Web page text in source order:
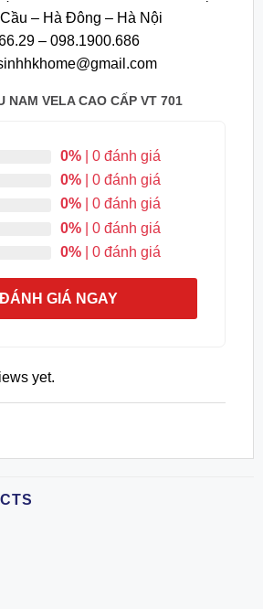
– Hà Đông – Hà Nội
– 098.1900.686
NAM VELA CAO CẤP VT 701
0% | 0 đánh giá
0% | 0 đánh giá
0% | 0 đánh giá
0% | 0 đánh giá
0% | 0 đánh giá
ĐÁNH GIÁ NGAY
yet.